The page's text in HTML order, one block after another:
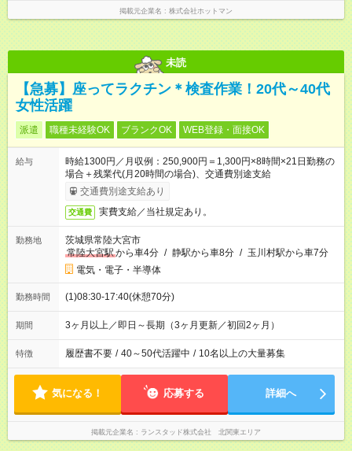
掲載元企業名 株式会社ホットマン
未読
【急募】座ってラクチン＊検査作業！20代～40代
女性活躍
派遣 職種未経験OK ブランクOK WEB登録・面接OK
給与
時給1300円／月収例：250,900円＝1,300円×8時間×21日勤務の
場合＋残業代(月20時間の場合)、交通費別途支給
交通費別途支給あり
交通費 実費支給／当社規定あり。
勤務地
茨城県常陸大宮市
常陸大宮駅から車4分 / 静駅から車8分 / 玉川村駅から車7分
電気・電子・半導体
勤務時間 (1)08:30-17:40(休憩70分)
期間 3ヶ月以上／即日～長期（3ヶ月更新／初回2ヶ月）
特徴 履歴書不要 / 40～50代活躍中 / 10名以上の大量募集
気になる！ 応募する 詳細へ
掲載元企業名 ランスタッド株式会社 北関東エリア